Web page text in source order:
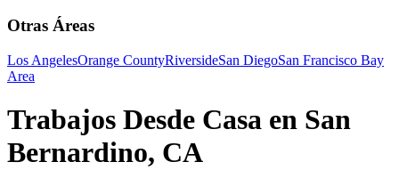
Otras Áreas
Los AngelesOrange CountyRiversideSan DiegoSan Francisco Bay
Area
Trabajos Desde Casa en San
Bernardino, CA